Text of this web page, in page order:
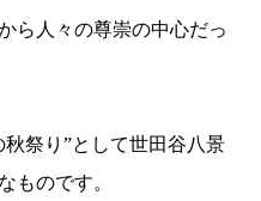
ら人々の尊崇の中心だっ
祭り”として世田谷八景
ものです。